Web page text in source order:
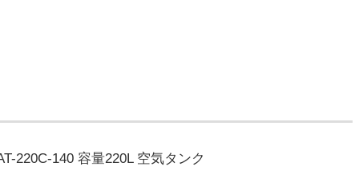
220C-140 容量220L 空気タンク